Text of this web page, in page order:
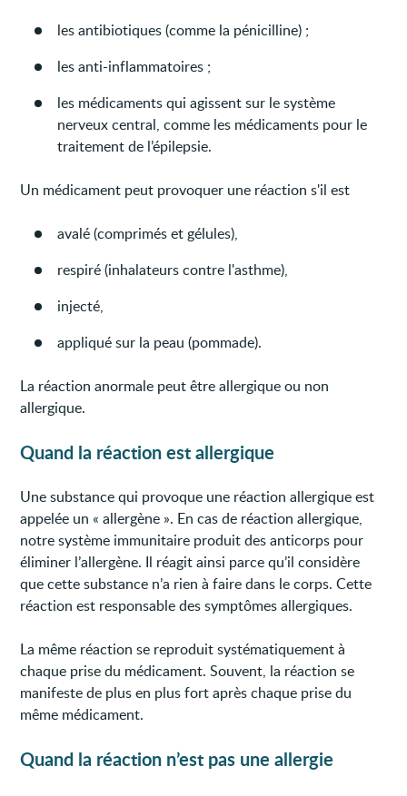
les antibiotiques (comme la pénicilline) ;
les anti-inflammatoires ;
les médicaments qui agissent sur le système
nerveux central, comme les médicaments pour le
traitement de l’épilepsie.
Un médicament peut provoquer une réaction s'il est
avalé (comprimés et gélules),
respiré (inhalateurs contre l'asthme),
injecté,
appliqué sur la peau (pommade).
La réaction anormale peut être allergique ou non
allergique.
Quand la réaction est allergique
Une substance qui provoque une réaction allergique est
appelée un « allergène ». En cas de réaction allergique,
notre système immunitaire produit des anticorps pour
éliminer l’allergène. Il réagit ainsi parce qu’il considère
que cette substance n’a rien à faire dans le corps. Cette
réaction est responsable des symptômes allergiques.
La même réaction se reproduit systématiquement à
chaque prise du médicament. Souvent, la réaction se
manifeste de plus en plus fort après chaque prise du
même médicament.
Quand la réaction n’est pas une allergie